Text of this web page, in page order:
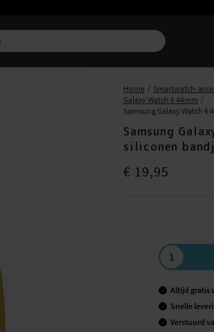
Home Smartwatch-
Galaxy Watch 6 44mm
Samsung Galaxy Watch
Samsung
siliconen
Prijs :€ 19,95
€ 19,95
Altijd gratis
Snelle
Verstuurd